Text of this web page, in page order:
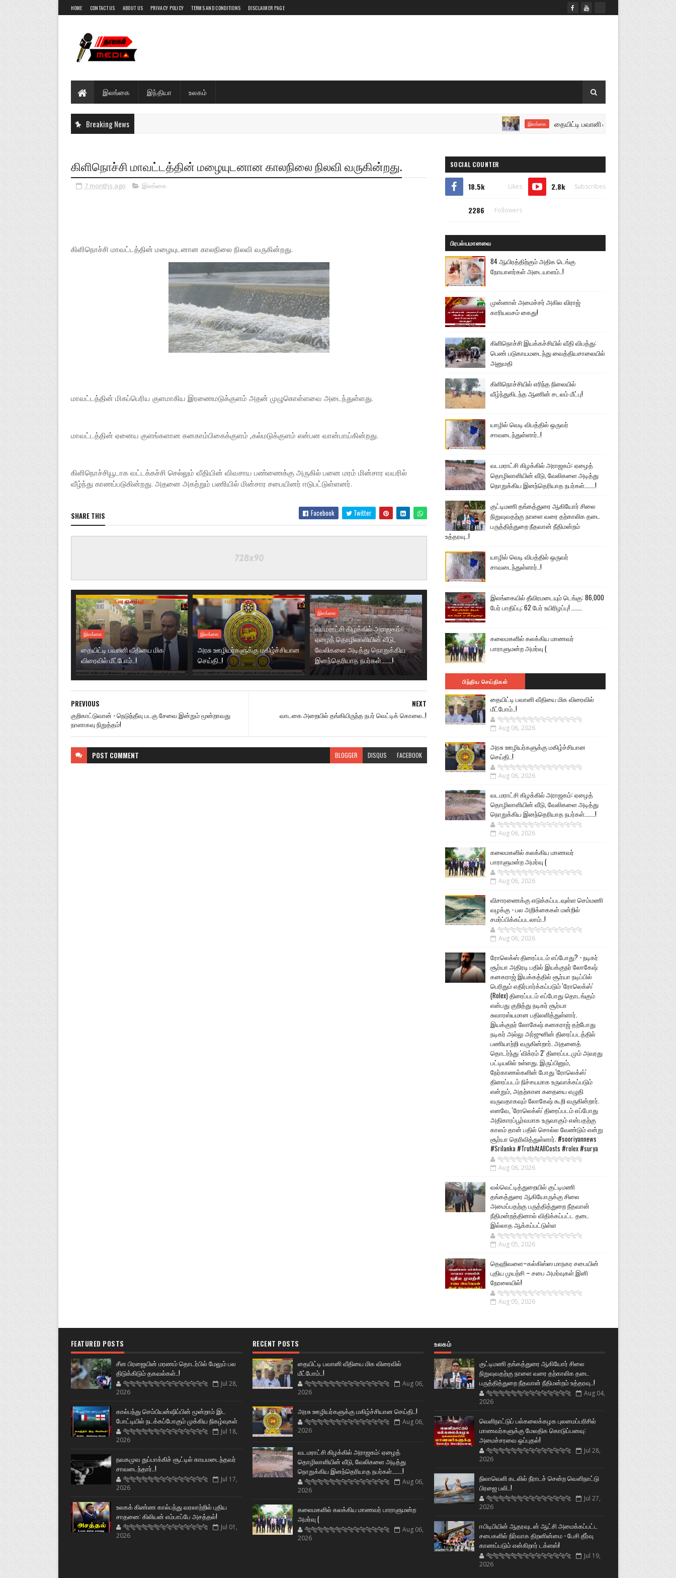
HOME CONTACT US ABOUT US PRIVACY POLICY TERMS AND CONDITIONS DISCLAIMER PAGE
இலங்கை இந்தியா உலகம்
Breaking News இலங்கை தையிட்டி பவானி வீதியை மிக விரைவில் மீட்போம்..!
கிளிநொச்சி மாவட்டத்தின் மழையுடனான காலநிலை நிலவி வருகின்றது.
7 months ago இலங்கை
கிளிநொச்சி மாவட்டத்தின் மழையுடனான காலநிலை நிலவி வருகின்றது.
மாவட்டத்தின் மிகப்பெரிய குளமாகிய இரணைமடுக்குளம் அதன் முழுகொள்ளவை அடைந்துள்ளது.
மாவட்டத்தின் ஏனைய குளங்களான கனகாம்பிகைக்குளம் ,கல்மடுக்குளம் என்பன வான்பாய்கின்றது.
கிளிநொச்சியூடாக வட்டக்கச்சி செல்லும் வீதியின் விவசாய பண்ணைக்கு அருகில் பனை மரம் மின்சார வயரில்
வீழ்ந்து காணப்படுகின்றது. அதனை அகற்றும் பணியில் மின்சார சபையினர் ஈடுபட்டுள்ளனர்.
SHARE THIS Facebook Twitter
இலங்கை
தையிட்டி பவானி வீதியை மிக
விரைவில் மீட்போம்..!
இலங்கை
அரசு ஊழியர்களுக்கு மகிழ்ச்சியான
செய்தி..!
இலங்கை
வடமராட்சி கிழக்கில் அராஜகம்:
ஏழைத் தொழிலாளியின் வீடு,
வேலிகளை அடித்து நொறுக்கிய
இனந்தெரியாத நபர்கள்.......!
NEXT
வாடகை அறையில் தங்கியிருந்த நபர் வெட்டிக் கொலை..!
PREVIOUS
குறிகாட்டுவான் - நெடுந்தீவு படகு சேவை இன்றும் மூன்றாவது
நாளாகவு நிறுத்தம்!
POST COMMENT BLOGGER DISQUS FACEBOOK
SOCIAL COUNTER
18.5k Likes 2.8k Subscribes
2286 Followers
பிரபல்யமானவை
84 ஆயிரத்திற்கும் அதிக டெங்கு
நோயாளர்கள் அடையாளம்..!
முன்னாள் அமைச்சர் அகில விராஜ்
காரியவசம் கைது!
கிளிநொச்சி இயக்கச்சியில் வீதி விபத்து:
பெண் படுகாயமடைந்து வைத்தியசாலையில்
அனுமதி
கிளிநொச்சியில் எரிந்த நிலையில்
வீழ்ந்துகிடந்த ஆணின் சடலம் மீட்பு!
யாழில் வெடி விபத்தில் ஒருவர்
சாவடைந்துள்ளார்..!
வடமராட்சி கிழக்கில் அராஜகம்: ஏழைத்
தொழிலாளியின் வீடு, வேலிகளை அடித்து
நொறுக்கிய இனந்தெரியாத நபர்கள்.......!
குட்டிமணி தங்கத்துரை ஆகியோர் சிலை
நிறுவுவதற்கு நாளை வரை தற்காலிக தடை
பருத்தித்துறை நீதவான் நீதிமன்றம்
உத்தரவு..!
யாழில் வெடி விபத்தில் ஒருவர்
சாவடைந்துள்ளார்..!
இலங்கையில் தீவிரமடையும் டெங்கு: 86,000
பேர் பாதிப்பு; 62 பேர் உயிரிழப்பு! .......
கலைமகளில் கலக்கிய மாணவர்
பாராளுமன்ற அமர்வு (
பிந்திய செய்திகள்
தையிட்டி பவானி வீதியை மிக விரைவில்
மீட்போம்..!
🐅🐅🐅🐅🐅🐅🐆🐆🐆🐆🐆🐆🐆🐆
Aug 06, 2026
அரசு ஊழியர்களுக்கு மகிழ்ச்சியான
செய்தி..!
🐅🐅🐅🐅🐅🐅🐆🐆🐆🐆🐆🐆🐆🐆
Aug 06, 2026
வடமராட்சி கிழக்கில் அராஜகம்: ஏழைத்
தொழிலாளியின் வீடு, வேலிகளை அடித்து
நொறுக்கிய இனந்தெரியாத நபர்கள்.......!
🐅🐅🐅🐅🐅🐅🐆🐆🐆🐆🐆🐆🐆🐆
Aug 06, 2026
கலைமகளில் கலக்கிய மாணவர்
பாராளுமன்ற அமர்வு (
🐅🐅🐅🐅🐅🐅🐆🐆🐆🐆🐆🐆🐆🐆
Aug 06, 2026
விசாரணைக்கு எடுக்கப்படவுள்ள செம்மணி
வழக்கு - பல அறிக்கைகள் மன்றில்
சமர்ப்பிக்கப்படலாம்..!
🐅🐅🐅🐅🐅🐅🐆🐆🐆🐆🐆🐆🐆🐆
Aug 06, 2026
ரோலெக்ஸ் திரைப்படம் எப்போது? - நடிகர்
சூர்யா அதிரடி பதில் இயக்குநர் லோகேஷ்
கனகராஜ் இயக்கத்தில் சூர்யா நடிப்பில்
பெரிதும் எதிர்பார்க்கப்படும் 'ரோலெக்ஸ்'
(Rolex) திரைப்படம் எப்போது தொடங்கும்
என்பது குறித்து நடிகர் சூர்யா
சுவாரஸ்யமான பதிலளித்துள்ளார்.
இயக்குநர் லோகேஷ் கனகராஜ் தற்போது
நடிகர் அல்லு அர்ஜுனின் திரைப்படத்தில்
பணியாற்றி வருகின்றார். அதனைத்
தொடர்ந்து 'விக்ரம் 2' திரைப்படமும் அவரது
பட்டியலில் உள்ளது. இருப்பினும்,
நேர்காணல்களின் போது 'ரோலெக்ஸ்'
திரைப்படம் நிச்சயமாக உருவாக்கப்படும்
என்றும், அதற்கான கதையை எழுதி
வருவதாகவும் லோகேஷ் கூறி வருகின்றார்.
எனவே, 'ரோலெக்ஸ்' திரைப்படம் எப்போது
அதிகாரப்பூர்வமாக உருவாகும் என்பதற்கு
காலம் தான் பதில் சொல்ல வேண்டும் என்று
சூர்யா தெரிவித்துள்ளார். #sooriyannews
#Srilanka #TruthAtAllCosts #rolex #surya
🐅🐅🐅🐅🐅🐅🐆🐆🐆🐆🐆🐆🐆🐆
Aug 06, 2026
வல்வெட்டித்துறையில் குட்டிமணி
தங்கத்துரை ஆகியோருக்கு சிலை
அமைப்பதற்கு பருத்தித்துறை நீதவான்
நீதிமன்றத்தினால் விதிக்கப்பட்ட தடை
இல்லாத ஆக்கப்பட்டுள்ள
🐅🐅🐅🐅🐅🐅🐆🐆🐆🐆🐆🐆🐆🐆
Aug 05, 2026
தெஹிவளை–கல்கிஸ்ஸ மாநகர சபையின்
புதிய முயற்சி – சபை அமர்வுகள் இனி
நேரலையில்!
🐅🐅🐅🐅🐅🐅🐆🐆🐆🐆🐆🐆🐆🐆
Aug 05, 2026
FEATURED POSTS
சீன பிரஜையின் மரணம் தொடர்பில் மேலும் பல
திடுக்கிடும் தகவல்கள்..!
🐅🐅🐅🐅🐅🐅🐆🐆🐆🐆🐆🐆🐆🐆
Jul 28,
2026
கால்பந்து செம்பியன்ஷிப்பின் மூன்றாம் இட
போட்டியில் நடக்கப்போகும் முக்கிய நிகழ்வுகள்
🐅🐅🐅🐅🐅🐅🐆🐆🐆🐆🐆🐆🐆🐆
Jul 18,
2026
நவகமுவ துப்பாக்கிச் சூட்டில் காயமடைந்தவர்
சாவடைந்தார்..!
🐅🐅🐅🐅🐅🐅🐆🐆🐆🐆🐆🐆🐆🐆
Jul 17,
2026
உலகக் கிண்ண கால்பந்து வரலாற்றில் புதிய
சாதனை: கிலியன் எம்பாப்பே அசத்தல்!
🐅🐅🐅🐅🐅🐅🐆🐆🐆🐆🐆🐆🐆🐆
Jul 01,
2026
RECENT POSTS
தையிட்டி பவானி வீதியை மிக விரைவில்
மீட்போம்..!
🐅🐅🐅🐅🐅🐅🐆🐆🐆🐆🐆🐆🐆🐆
Aug 06,
2026
அரசு ஊழியர்களுக்கு மகிழ்ச்சியான செய்தி..!
🐅🐅🐅🐅🐅🐅🐆🐆🐆🐆🐆🐆🐆🐆
Aug 06,
2026
வடமராட்சி கிழக்கில் அராஜகம்: ஏழைத்
தொழிலாளியின் வீடு, வேலிகளை அடித்து
நொறுக்கிய இனந்தெரியாத நபர்கள்.......!
🐅🐅🐅🐅🐅🐅🐆🐆🐆🐆🐆🐆🐆🐆
Aug 06,
2026
கலைமகளில் கலக்கிய மாணவர் பாராளுமன்ற
அமர்வு (
🐅🐅🐅🐅🐅🐅🐆🐆🐆🐆🐆🐆🐆🐆
Aug 06,
2026
உலகம்
குட்டிமணி தங்கத்துரை ஆகியோர் சிலை
நிறுவுவதற்கு நாளை வரை தற்காலிக தடை
பருத்தித்துறை நீதவான் நீதிமன்றம் உத்தரவு..!
🐅🐅🐅🐅🐅🐅🐆🐆🐆🐆🐆🐆🐆🐆
Aug 04,
2026
வெளிநாட்டுப் பல்கலைக்கழக புலமைப்பரிசில்
மாணவர்களுக்கு மேலதிக கொடுப்பனவு:
அமைச்சரவை ஒப்புதல்!
🐅🐅🐅🐅🐅🐅🐆🐆🐆🐆🐆🐆🐆🐆
Jul 28,
2026
நிலாவெளி கடலில் நீராடச் சென்ற வௌிநாட்டு
பிரஜை பலி..!
🐅🐅🐅🐅🐅🐅🐆🐆🐆🐆🐆🐆🐆🐆
Jul 27,
2026
ஈபிடிபியின் ஆதரவுடன் ஆட்சி அமைக்கப்பட்ட
சபைகளில் நிர்வாக திறனின்மை - பேசி தீர்வு
காணப்படும் என்கிறார் டக்ளஸ்!
🐅🐅🐅🐅🐅🐅🐆🐆🐆🐆🐆🐆🐆🐆
Jul 19,
2026